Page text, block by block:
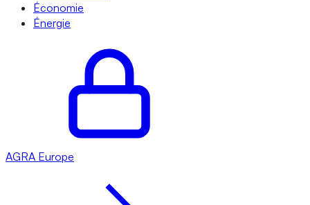
Économie
Énergie
AGRA Europe